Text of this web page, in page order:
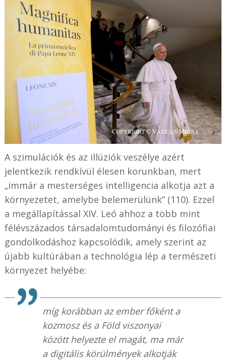
A szimulációk és az illúziók veszélye azért
jelentkezik rendkívül élesen korunkban, mert
„immár a mesterséges intelligencia alkotja azt a
környezetet, amelybe belemerülünk” (110). Ezzel
a megállapítással XIV. Leó ahhoz a több mint
félévszázados társadalomtudományi és filozófiai
gondolkodáshoz kapcsolódik, amely szerint az
újabb kultúrában a technológia lép a természeti
környezet helyébe:
míg korábban az ember főként a
kozmosz és a Föld viszonyai
között helyezte el magát, ma már
a digitális körülmények alkotják